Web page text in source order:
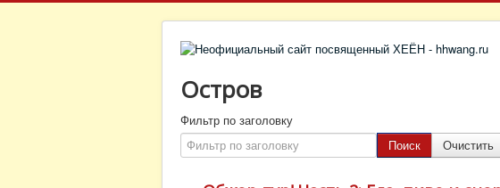
Остров
Фильтр по заголовку
Поиск
Очистить